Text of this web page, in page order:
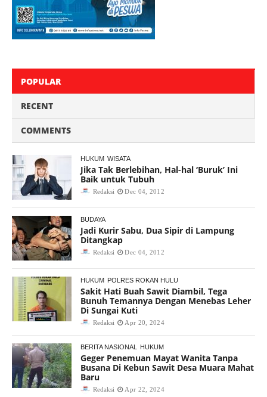
POPULAR
RECENT
COMMENTS
HUKUM WISATA
Jika Tak Berlebihan, Hal-hal ‘Buruk’ Ini
Baik untuk Tubuh
Redaksi Dec 04, 2012
BUDAYA
Jadi Kurir Sabu, Dua Sipir di Lampung
Ditangkap
Redaksi Dec 04, 2012
HUKUM POLRES ROKAN HULU
Sakit Hati Buah Sawit Diambil, Tega
Bunuh Temannya Dengan Menebas Leher
Di Sungai Kuti
Redaksi Apr 20, 2024
BERITA NASIONAL HUKUM
Geger Penemuan Mayat Wanita Tanpa
Busana Di Kebun Sawit Desa Muara Mahat
Baru
Redaksi Apr 22, 2024